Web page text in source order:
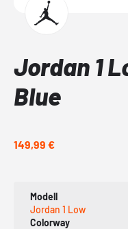
Jordan 1
Blue
149,99 €
Modell
Jordan 1 Low
Colorway